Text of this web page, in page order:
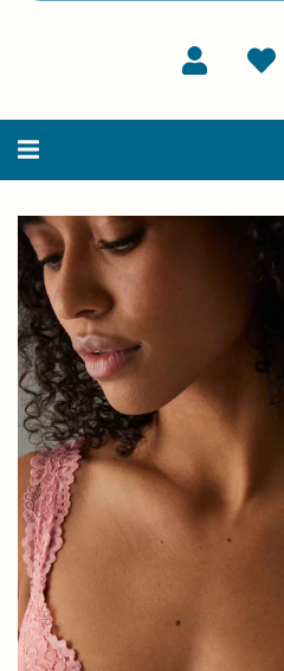
Alternar